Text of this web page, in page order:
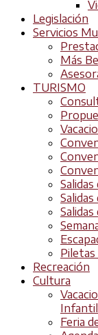
Legislación
Servicios
Más
TURISMO
Recreación
Cultura
Feria